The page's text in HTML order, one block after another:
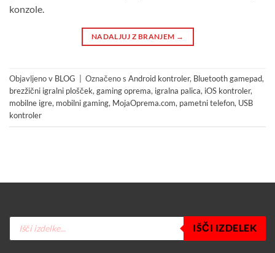
konzole.
NADALJUJ Z BRANJEM →
Objavljeno v BLOG Označeno s Android kontroler, Bluetooth gamepad,
brezžični igralni plošček, gaming oprema, igralna palica, iOS kontroler,
mobilne igre, mobilni gaming, MojaOprema.com, pametni telefon, USB
kontroler
Products
search
IŠČI IZDELEK